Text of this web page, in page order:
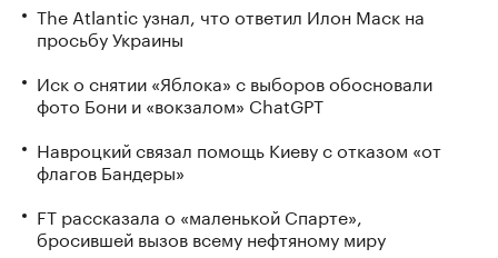
The Atlantic узнал, что ответил Илон Маск на
просьбу Украины
Иск о снятии «Яблока» с выборов обосновали
фото Бони и «вокзалом» ChatGPT
Навроцкий связал помощь Киеву с отказом «от
флагов Бандеры»
FT рассказала о «маленькой Спарте»,
бросившей вызов всему нефтяному миру